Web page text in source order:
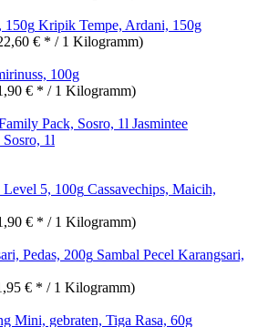
Kripik Tempe, Ardani, 150g
€ * / 1 Kilogramm)
100g
€ * / 1 Kilogramm)
Jasmintee
1l
Cassavechips, Maicih,
€ * / 1 Kilogramm)
Sambal Pecel Karangsari,
€ * / 1 Kilogramm)